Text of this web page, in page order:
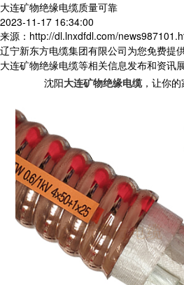
大连矿物绝缘电缆质量可靠
2023-11-17 16:34:00
来源：http://dl.lnxdfdl.com/
辽宁新东方电缆集团有限公司为您免费提
大连矿物绝缘电缆等相关信息发布和资讯
沈阳大连矿物绝缘电缆，让你的